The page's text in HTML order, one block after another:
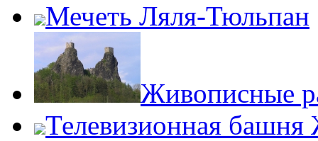
Мечеть Ляля-Тюльпан
Живописные
Телевизионная